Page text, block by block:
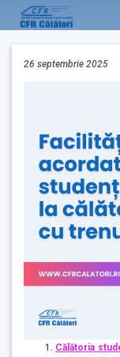
26 septembrie 2025
Călătoria